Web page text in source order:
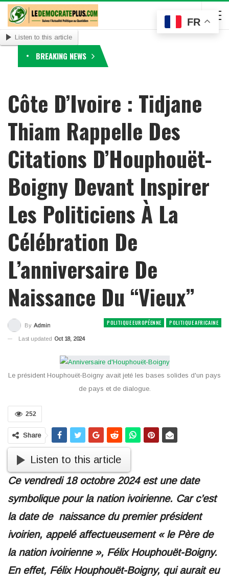
Listen to this article
BREAKING NEWS
Côte D’Ivoire : Tidjane
Thiam Rappelle Des
Citations D’Houphouët-
Boigny Devant Inspirer
Les Politiciens À La
Célébration De
L’anniversaire De
Naissance Du ‘‘Vieux’’
POLITIQUE EUROPÉENNE POLITIQUE AFRICAINE
By Admin
Last updated Oct 18, 2024
Le président Houphouët-Boigny avait jeté les bases solides d'un pays
de pays et de dialogue.
252
Share
Listen to this article
Ce vendredi 18 octobre 2024 est une date
symbolique pour la nation ivoirienne. Car c’est
la date de naissance du premier président
ivoirien, appelé affectueusement « le Père de
la nation ivoirienne », Félix Houphouët-Boigny.
En effet, Félix Houphouët-Boigny, qui aurait eu
FR